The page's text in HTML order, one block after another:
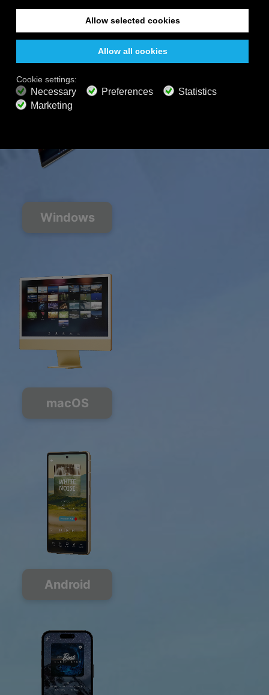
200以上のチャンネル 終わりのないリスニング
無料で聴く
800以上の音楽チャンネル
広告なしの音楽
サウンドスケープミキサー
拡張プレイリスト
Windows
macOS
Android